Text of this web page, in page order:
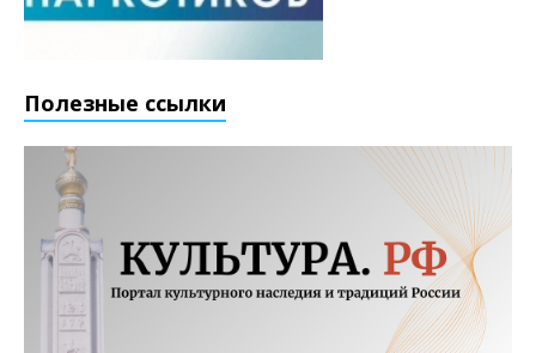
Полезные ссылки